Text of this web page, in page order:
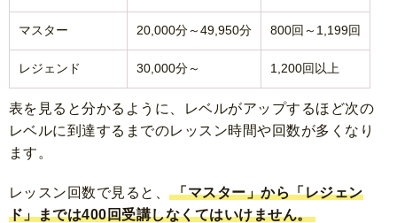
マスター 20,000分～49,950分 800回～1,199回
レジェンド 30,000分～ 1,200回以上
表を見ると分かるように、レベルがアップするほど次の
レベルに到達するまでのレッスン時間や回数が多くなり
ます。
レッスン回数で見ると、 「マスター」から「レジェン
ド」までは400回受講しなくてはいけません。